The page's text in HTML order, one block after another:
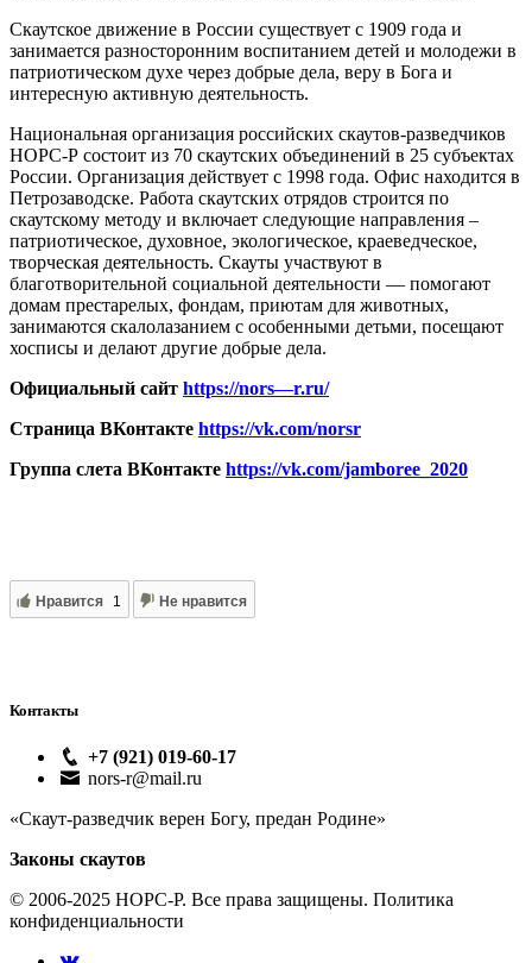
Скаутское движение в России существует с 1909 года и
занимается разносторонним воспитанием детей и молодежи в
патриотическом духе через добрые дела, веру в Бога и
интересную активную деятельность.
Национальная организация российских скаутов-разведчиков
НОРС-Р состоит из 70 скаутских объединений в 25 субъектах
России. Организация действует с 1998 года. Офис находится в
Петрозаводске. Работа скаутских отрядов строится по
скаутскому методу и включает следующие направления –
патриотическое, духовное, экологическое, краеведческое,
творческая деятельность. Скауты участвуют в
благотворительной социальной деятельности — помогают
домам престарелых, фондам, приютам для животных,
занимаются скалолазанием с особенными детьми, посещают
хосписы и делают другие добрые дела.
Официальный сайт https://nors—r.ru/
Страница ВКонтакте https://vk.com/norsr
Группа слета ВКонтакте https://vk.com/jamboree_2020
Нравится 1 Не нравится
Контакты
+7 (921) 019-60-17
nors-r@mail.ru
«Скаут-разведчик верен Богу, предан Родине»
Законы скаутов
© 2006-2025 НОРС-Р. Все права защищены. Политика
конфиденциальности